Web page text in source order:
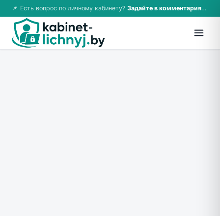
📌 Есть вопрос по личному кабинету? Задайте в комментариях — ответим!